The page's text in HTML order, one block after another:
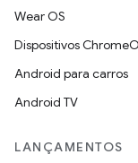
Wear OS
Dispositivos
Android para carros
Android TV
LANÇAMENTOS